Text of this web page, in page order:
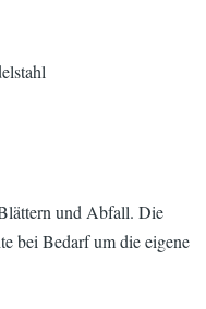
und Abfall. Die
bei Bedarf um die eigene